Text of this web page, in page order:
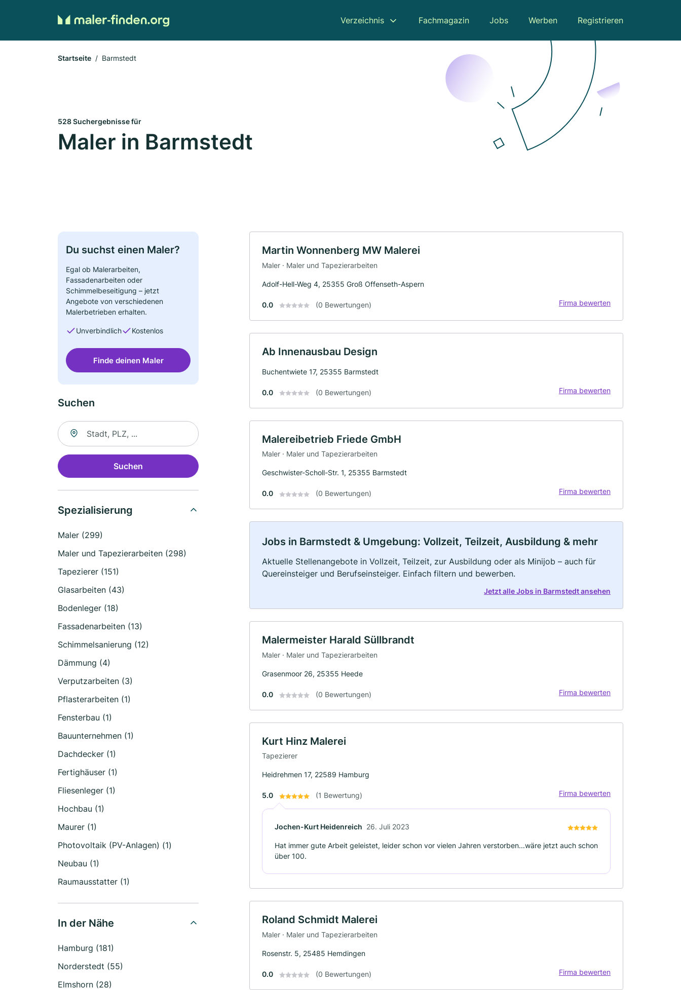
Verzeichnis Fachmagazin Jobs Werben Registrieren
Startseite Barmstedt
528 Suchergebnisse für
Maler in Barmstedt
Du suchst einen Maler?
Egal ob Malerarbeiten,
Fassadenarbeiten oder
Schimmelbeseitigung – jetzt
Angebote von verschiedenen
Malerbetrieben erhalten.
Unverbindlich Kostenlos
Finde deinen Maler
Suchen
Suche nach Ort
Suchen
Spezialisierung
Maler (299)
Maler und Tapezierarbeiten (298)
Tapezierer (151)
Glasarbeiten (43)
Bodenleger (18)
Fassadenarbeiten (13)
Schimmelsanierung (12)
Dämmung (4)
Verputzarbeiten (3)
Pflasterarbeiten (1)
Fensterbau (1)
Bauunternehmen (1)
Dachdecker (1)
Fertighäuser (1)
Fliesenleger (1)
Hochbau (1)
Maurer (1)
Photovoltaik (PV-Anlagen) (1)
Neubau (1)
Raumausstatter (1)
In der Nähe
Hamburg (181)
Norderstedt (55)
Elmshorn (28)
Martin Wonnenberg MW Malerei
Maler · Maler und Tapezierarbeiten
Adolf-Hell-Weg 4, 25355 Groß Offenseth-Aspern
0.0 (0 Bewertungen) Firma bewerten
Ab Innenausbau Design
Buchentwiete 17, 25355 Barmstedt
0.0 (0 Bewertungen) Firma bewerten
Malereibetrieb Friede GmbH
Maler · Maler und Tapezierarbeiten
Geschwister-Scholl-Str. 1, 25355 Barmstedt
0.0 (0 Bewertungen) Firma bewerten
Jobs in Barmstedt & Umgebung: Vollzeit, Teilzeit, Ausbildung & mehr
Aktuelle Stellenangebote in Vollzeit, Teilzeit, zur Ausbildung oder als Minijob – auch für
Quereinsteiger und Berufseinsteiger. Einfach filtern und bewerben.
Jetzt alle Jobs in Barmstedt ansehen
Malermeister Harald Süllbrandt
Maler · Maler und Tapezierarbeiten
Grasenmoor 26, 25355 Heede
0.0 (0 Bewertungen) Firma bewerten
Kurt Hinz Malerei
Tapezierer
Heidrehmen 17, 22589 Hamburg
5.0 (1 Bewertung) Firma bewerten
Jochen-Kurt Heidenreich 26. Juli 2023
Hat immer gute Arbeit geleistet, leider schon vor vielen Jahren verstorben...wäre jetzt auch schon
über 100.
Roland Schmidt Malerei
Maler · Maler und Tapezierarbeiten
Rosenstr. 5, 25485 Hemdingen
0.0 (0 Bewertungen) Firma bewerten